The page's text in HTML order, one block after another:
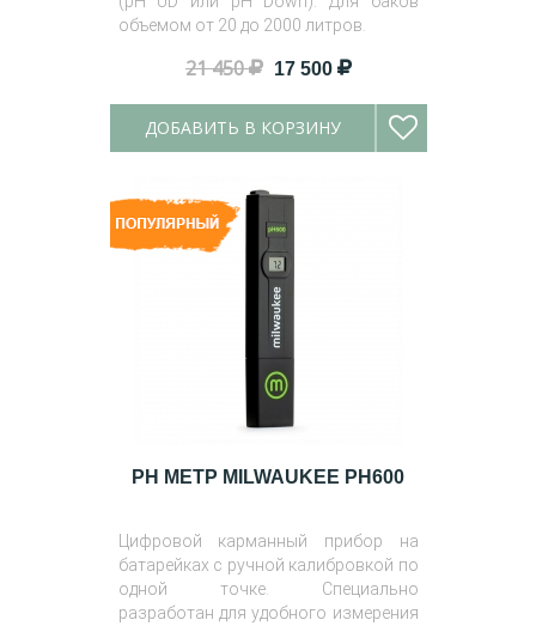
объемом от 20 до 2000 литров.
21 450 17 500
ДОБАВИТЬ В КОРЗИНУ
PH МЕТР MILWAUKEE PH600
Цифровой карманный прибор на
батарейках с ручной калибровкой по
одной точке. Специально
разработан для удобного измерения